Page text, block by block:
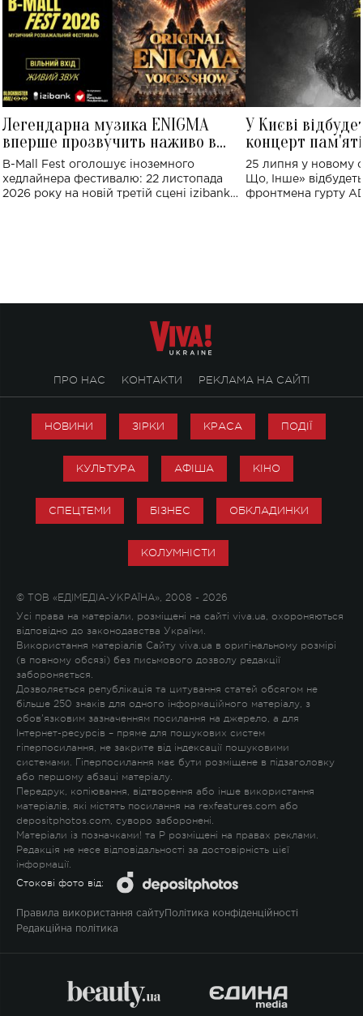
Легендарна музика ENIGMA
вперше прозвучить наживо в
Україні: де відбудеться концерт
B-Mall Fest оголошує іноземного
хедлайнера фестивалю: 22 листопада
2026 року на новій третій сцені izibank
У Києві
концерт
Клименка:
виконають
25 липня у новому
Що, Інше»
фронтмена гурту
ПРО НАС КОНТАКТИ РЕКЛАМА НА САЙТІ
НОВИНИ ЗІРКИ КРАСА ПОДІЇ
КУЛЬТУРА АФІША КІНО
СПЕЦТЕМИ БІЗНЕС ОБКЛАДИНКИ
КОЛУМНІСТИ
© ТОВ «ЕДІМЕДІА-УКРАЇНА», 2008 - 2026
Усі права на матеріали, розміщені на сайті viva.ua, охороняються
відповідно до законодавства України.
Використання матеріалів Сайту viva.ua в оригінальному розмірі
(в повному обсязі) без письмового дозволу редакції
забороняється.
Дозволяється републікація та цитування статей обсягом не
більше 250 знаків для одного інформаційного матеріалу, з
обов'язковим зазначенням посилання на джерело, а для
Інтернет-ресурсів – пряме для пошукових систем
гіперпосилання, не закрите від індексації пошуковими
системами. Гіперпосилання має бути розміщене в підзаголовку
або першому абзаці матеріалу.
Передрук, копіювання, відтворення або інше використання
матеріалів, які містять посилання на rexfeatures.com або
depositphotos.com, суворо заборонені.
Матеріали із позначками! та P розміщені на правах реклами.
Редакція не несе відповідальності за достовірність цієї
інформації.
Стокові фото від:
Правила використання сайту Політика конфіденційності
Редакційна політика